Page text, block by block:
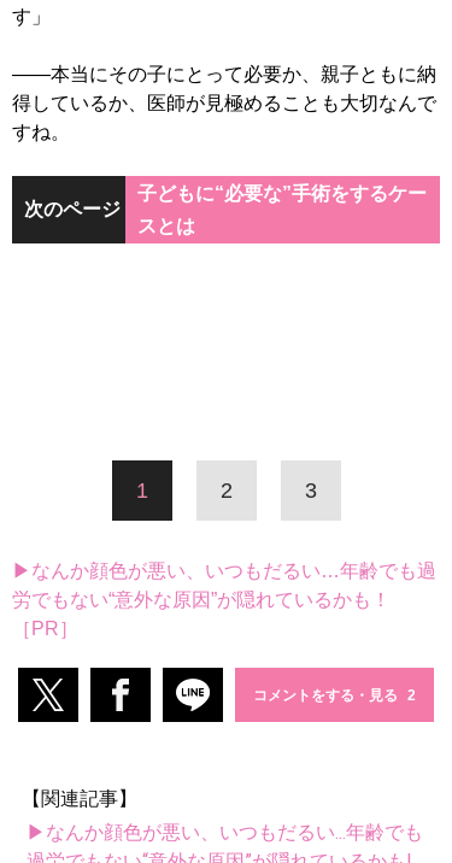
す」
――本当にその子にとって必要か、親子ともに納
得しているか、医師が見極めることも大切なんで
すね。
次のページ
子どもに“必要な”手術をするケー
スとは
1 2 3
▶なんか顔色が悪い、いつもだるい…年齢でも過
労でもない“意外な原因”が隠れているかも！
［PR］
コメントをする・見る
【関連記事】
▶なんか顔色が悪い、いつもだるい...年齢でも